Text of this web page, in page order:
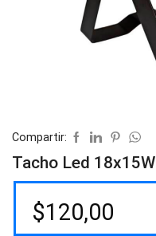
Compartir:
Tacho Led
$120,00